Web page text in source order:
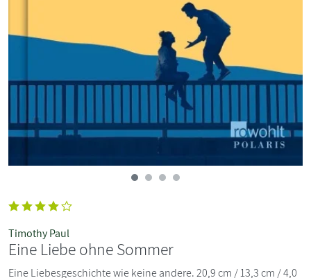
Timothy Paul
Eine Liebe ohne Sommer
Eine Liebesgeschichte wie keine andere. 20,9 cm / 13,3 cm / 4,0